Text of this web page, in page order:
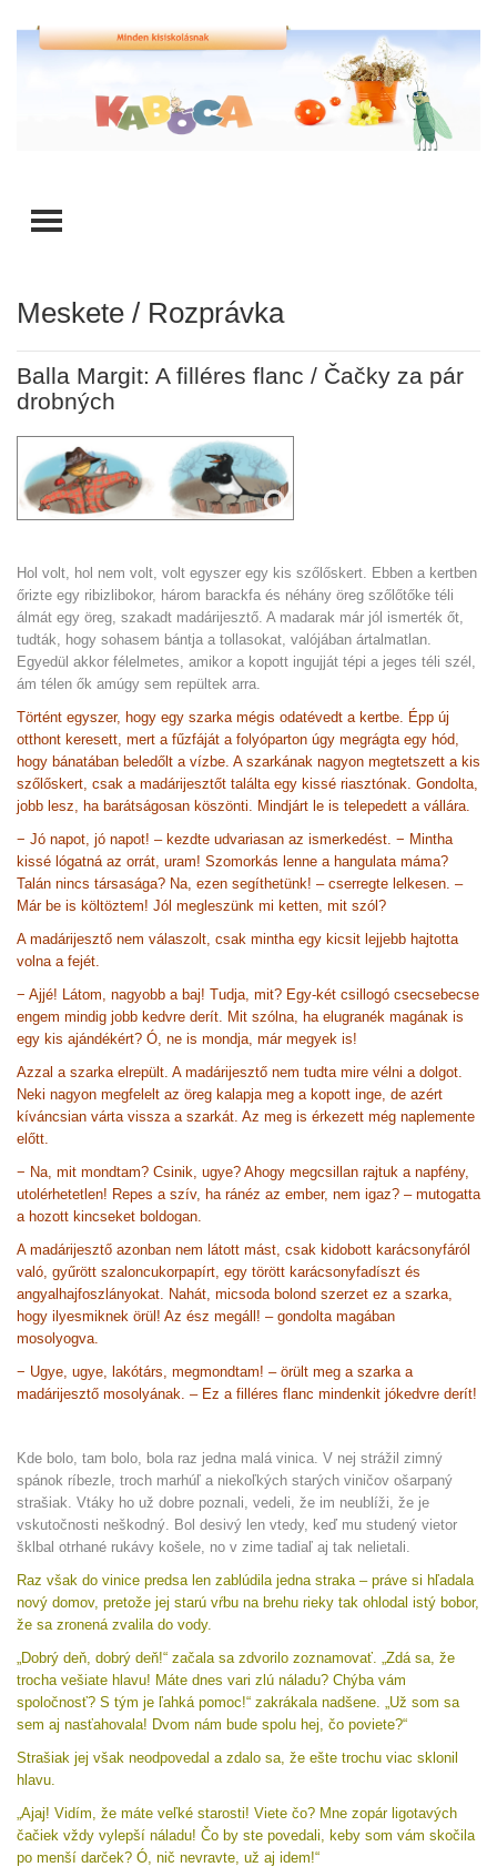
TOGGLE MENU
Meskete / Rozprávka
Balla Margit: A filléres flanc / Čačky za pár
drobných
Hol volt, hol nem volt, volt egyszer egy kis szőlőskert. Ebben a kertben
őrizte egy ribizlibokor, három barackfa és néhány öreg szőlőtőke téli
álmát egy öreg, szakadt madárijesztő. A madarak már jól ismerték őt,
tudták, hogy sohasem bántja a tollasokat, valójában ártalmatlan.
Egyedül akkor félelmetes, amikor a kopott ingujját tépi a jeges téli szél,
ám télen ők amúgy sem repültek arra.
Történt egyszer, hogy egy szarka mégis odatévedt a kertbe. Épp új
otthont keresett, mert a fűzfáját a folyóparton úgy megrágta egy hód,
hogy bánatában beledőlt a vízbe. A szarkának nagyon megtetszett a kis
szőlőskert, csak a madárijesztőt találta egy kissé riasztónak. Gondolta,
jobb lesz, ha barátságosan köszönti. Mindjárt le is telepedett a vállára.
− Jó napot, jó napot! – kezdte udvariasan az ismerkedést. − Mintha
kissé lógatná az orrát, uram! Szomorkás lenne a hangulata máma?
Talán nincs társasága? Na, ezen segíthetünk! – cserregte lelkesen. –
Már be is költöztem! Jól megleszünk mi ketten, mit szól?
A madárijesztő nem válaszolt, csak mintha egy kicsit lejjebb hajtotta
volna a fejét.
− Ajjé! Látom, nagyobb a baj! Tudja, mit? Egy-két csillogó csecsebecse
engem mindig jobb kedvre derít. Mit szólna, ha elugranék magának is
egy kis ajándékért? Ó, ne is mondja, már megyek is!
Azzal a szarka elrepült. A madárijesztő nem tudta mire vélni a dolgot.
Neki nagyon megfelelt az öreg kalapja meg a kopott inge, de azért
kíváncsian várta vissza a szarkát. Az meg is érkezett még naplemente
előtt.
− Na, mit mondtam? Csinik, ugye? Ahogy megcsillan rajtuk a napfény,
utolérhetetlen! Repes a szív, ha ránéz az ember, nem igaz? – mutogatta
a hozott kincseket boldogan.
A madárijesztő azonban nem látott mást, csak kidobott karácsonyfáról
való, gyűrött szaloncukorpapírt, egy törött karácsonyfadíszt és
angyalhajfoszlányokat. Nahát, micsoda bolond szerzet ez a szarka,
hogy ilyesmiknek örül! Az ész megáll! – gondolta magában
mosolyogva.
− Ugye, ugye, lakótárs, megmondtam! – örült meg a szarka a
madárijesztő mosolyának. – Ez a filléres flanc mindenkit jókedvre derít!
Kde bolo, tam bolo, bola raz jedna malá vinica. V nej strážil zimný
spánok ríbezle, troch marhúľ a niekoľkých starých viničov ošarpaný
strašiak. Vtáky ho už dobre poznali, vedeli, že im neublíži, že je
vskutočnosti neškodný. Bol desivý len vtedy, keď mu studený vietor
šklbal otrhané rukávy košele, no v zime tadiaľ aj tak nelietali.
Raz však do vinice predsa len zablúdila jedna straka – práve si hľadala
nový domov, pretože jej starú vŕbu na brehu rieky tak ohlodal istý bobor,
že sa zronená zvalila do vody.
„Dobrý deň, dobrý deň!“ začala sa zdvorilo zoznamovať. „Zdá sa, že
trocha vešiate hlavu! Máte dnes vari zlú náladu? Chýba vám
spoločnosť? S tým je ľahká pomoc!“ zakrákala nadšene. „Už som sa
sem aj nasťahovala! Dvom nám bude spolu hej, čo poviete?“
Strašiak jej však neodpovedal a zdalo sa, že ešte trochu viac sklonil
hlavu.
„Ajaj! Vidím, že máte veľké starosti! Viete čo? Mne zopár ligotavých
čačiek vždy vylepší náladu! Čo by ste povedali, keby som vám skočila
po menší darček? Ó, nič nevravte, už aj idem!“